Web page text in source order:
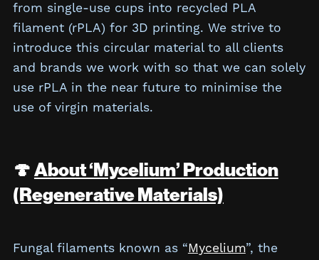
from single-use cups into recycled PLA
filament (rPLA) for 3D printing. We strive to
introduce this circular material to all clients
and brands we work with so that we can solely
use rPLA in the near future to minimise the
use of virgin materials.
🍄About ‘Mycelium’ Production
(Regenerative Materials)
Fungal filaments known as “Mycelium”, the